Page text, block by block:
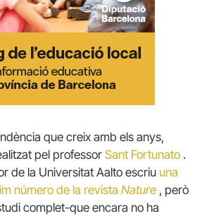
que creix amb els anys,
pel professor Sant Fortunato .
de la Universitat Aalto escriu una
número de la revista Nature , però
complet-que encara no ha